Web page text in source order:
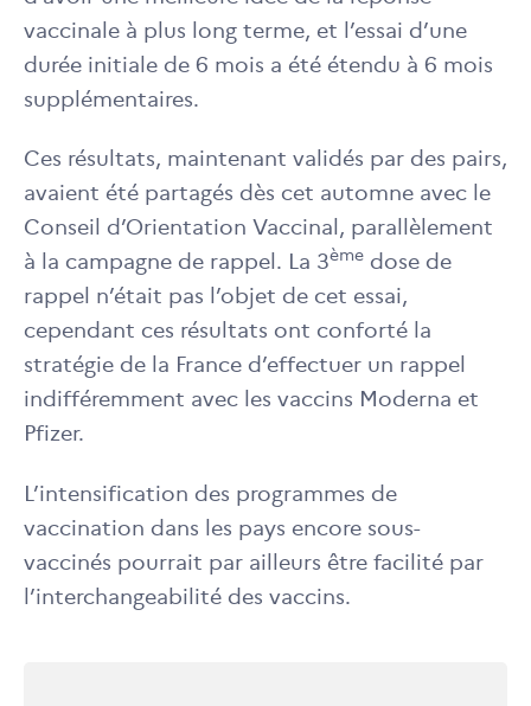
vaccinale à plus long terme, et l’essai d’une
durée initiale de 6 mois a été étendu à 6 mois
supplémentaires.
Ces résultats, maintenant validés par des pairs,
avaient été partagés dès cet automne avec le
Conseil d’Orientation Vaccinal, parallèlement
à la campagne de rappel. La 3ème dose de
rappel n’était pas l’objet de cet essai,
cependant ces résultats ont conforté la
stratégie de la France d’effectuer un rappel
indifféremment avec les vaccins Moderna et
Pfizer.
L’intensification des programmes de
vaccination dans les pays encore sous-
vaccinés pourrait par ailleurs être facilité par
l’interchangeabilité des vaccins.